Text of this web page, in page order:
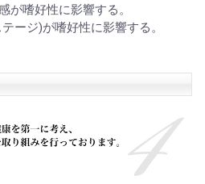
が嗜好性に影響する。
ージ)が嗜好性に影響する。